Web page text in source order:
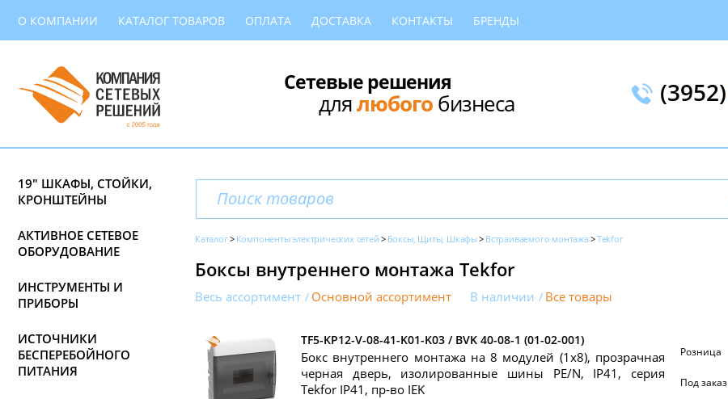
О КОМПАНИИ КАТАЛОГ ТОВАРОВ ОПЛАТА ДОСТАВКА КОНТАКТЫ БРЕНДЫ
Сетевые решения
длялюбогобизнеса (3952)
19" ШКАФЫ, СТОЙКИ,
КРОНШТЕЙНЫ
АКТИВНОЕ СЕТЕВОЕ
ОБОРУДОВАНИЕ
ИНСТРУМЕНТЫ И
ПРИБОРЫ
ИСТОЧНИКИ
БЕСПЕРЕБОЙНОГО
ПИТАНИЯ
Каталог Компоненты электрических сетей Боксы, Щиты, Шкафы Встраиваемого монтажа Tekfor
Боксы внутреннего монтажа Tekfor
Весь ассортимент Основной ассортимент В наличии Все товары
TF5-KP12-V-08-41-K01-K03 / BVK 40-08-1 (01-02-001)
Бокс внутреннего монтажа на 8 модулей (1х8), прозрачная
черная дверь, изолированные шины PE/N, IP41, серия
Tekfor IP41, пр-во IEK
Розница
Под заказ